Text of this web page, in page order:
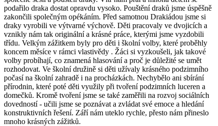
podařilo draka dostat opravdu vysoko. Pouštění draků jsme úspěšně
zakončili společným opékáním. Před samotnou Drakiádou jsme si
draky vyrobili ve výtvarné výchově. Děti pracovaly ve dvojicích a
vznikly nám tak originální a krásné práce, kterými jsme vyzdobili
třídu. Velkým zážitkem byly pro děti i školní volby, které proběhly
koncem měsíce v rámci vlastivědy . Žáci si vyzkoušeli, jak takové
volby probíhají, co znamená hlasování a proč je důležité se umět
rozhodovat. Ve školní družině si děti užívaly krásného podzimního
počasí na školní zahradě i na procházkách. Nechybělo ani sbírání
přírodnin, které poté děti využily při tvoření podzimních luceren a
domečků. Kromě tvoření jsme se také zaměřili na rozvoj sociálních
dovedností - učili jsme se poznávat a zvládat své emoce a hledání
konstruktivních řešení. Září nám uteklo rychle, přesto nám přineslo
mnoho krásných zážitků.